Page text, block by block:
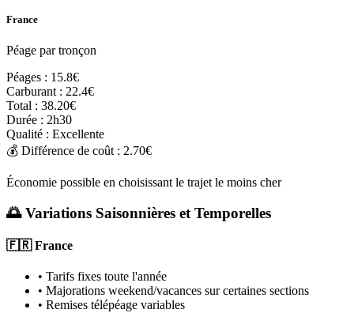
France
Péage par tronçon
Péages : 15.8€
Carburant : 22.4€
Total : 38.20€
Durée : 2h30
Qualité : Excellente
💰 Différence de coût : 2.70€
Économie possible en choisissant le trajet le moins cher
🌅 Variations Saisonnières et Temporelles
🇫🇷 France
• Tarifs fixes toute l'année
• Majorations weekend/vacances sur certaines sections
• Remises télépéage variables